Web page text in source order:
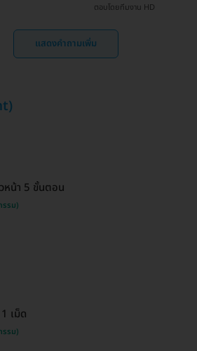
ตอบโดยทีมงาน HD
แสดงคำถามเพิ่ม
หน้า 5 ขั้นตอน
รม)
เม็ด
รม)